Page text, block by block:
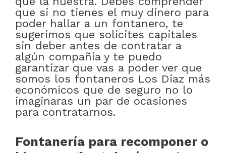
que si no tienes el muy dinero para
poder hallar a un fontanero, te
sugerimos que solicites capitales
sin deber antes de contratar a
algún compañía y te puedo
garantizar que vas a poder ver que
somos los fontaneros Los Diaz más
económicos que de seguro no lo
imaginaras un par de ocasiones
para contratarnos.
Fontanería para recomponer o